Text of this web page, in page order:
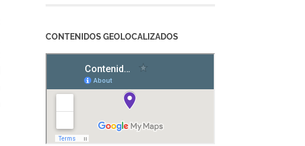
CONTENIDOS GEOLOCALIZADOS